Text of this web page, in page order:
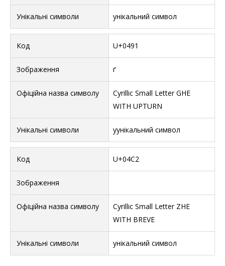
унікальний символ
U+0491
ґ
Cyrillic Small Letter GHE
WITH UPTURN
уунікальний символ
U+04C2
Cyrillic Small Letter ZHE
WITH BREVE
унікальний символ